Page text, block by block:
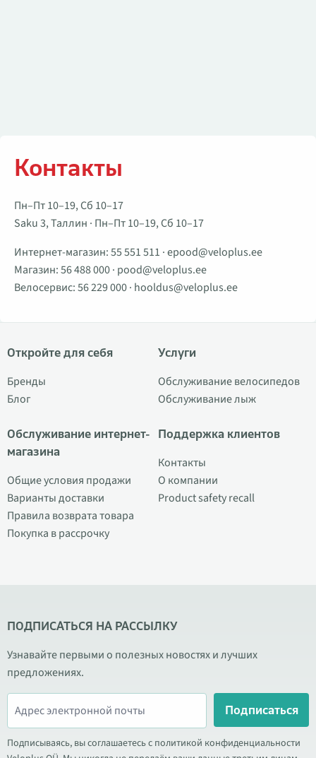
Контакты
Пн–Пт 10–19, Сб 10–17
Saku 3, Таллин · Пн–Пт 10–19, Сб 10–17
Интернет-магазин:55 551 511 ·epood@veloplus.ee
Магазин:56 488 000· pood@veloplus.ee
Велосервис:56 229 000· hooldus@veloplus.ee
Откройте для себя
Бренды
Блог
Обслуживание интернет-
магазина
Общие условия продажи
Варианты доставки
Правила возврата товара
Покупка в рассрочку
Услуги
Обслуживание велосипедов
Обслуживание лыж
Поддержка клиентов
Контакты
О компании
Product safety recall
ПОДПИСАТЬСЯ НА РАССЫЛКУ
Узнавайте первыми о полезных новостях и лучших
предложениях.
Подписаться
Подписываясь, вы соглашаетесь с политикой конфиденциальности